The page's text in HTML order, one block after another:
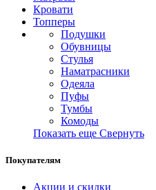
Кровати
Топперы
Подушки
Обувницы
Стулья
Наматрасники
Одеяла
Пуфы
Тумбы
Комоды
Показать еще Свернуть
Покупателям
Акции и скидки